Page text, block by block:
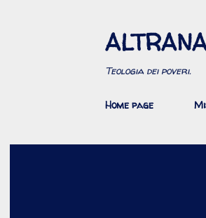
Teologia dei poveri.
Home page